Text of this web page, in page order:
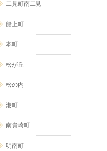
二見町南二見
船上町
本町
松が丘
松の内
港町
南貴崎町
明南町